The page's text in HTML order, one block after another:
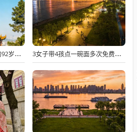
12岁重孙女托住险跌倒的92岁太爷爷 3女子带4孩点一碗面多次免费续面